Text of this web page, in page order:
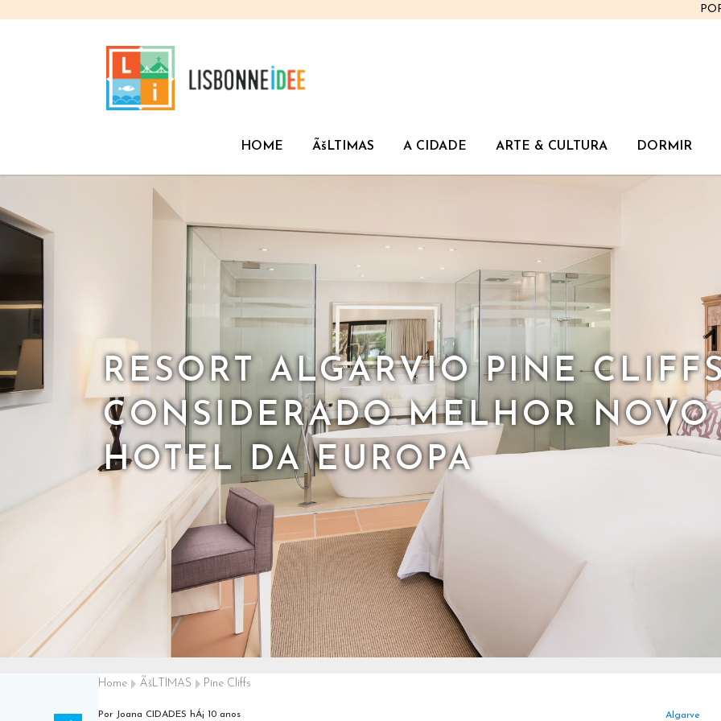
HOME ÃšLTIMAS A CIDADE ARTE & CULTURA DORMIR
RESORT ALGARVIO PINE
CONSIDERADO MELHOR NOVO
HOTEL DA EUROPA
Home ÃšLTIMAS Pine Cliffs
Por Joana CIDADES hÁ¡ 10 anos Algarve